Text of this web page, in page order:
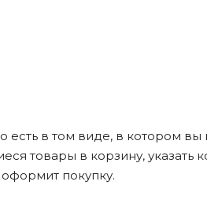
есть в том виде, в котором
товары в корзину, указать
покупку.